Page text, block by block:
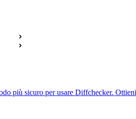
più sicuro per usare Diffchecker.